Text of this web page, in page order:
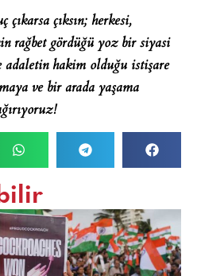
çıksın; herkesi,
rağbet gördüğü yoz bir siyasi
hakim olduğu istişare
ve bir arada yaşama